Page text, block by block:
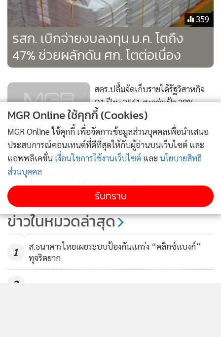
359
รสก. เบิกจ่ายงบลงทุน ม.ค. โตถึง
47% ช่วยผลักดัน ศก. โตต่อเนื่อง
84
สคร.ปลื้มจัดเก็บรายได้รัฐวิสาหกิจ
Q1 ปีงบ 2561 สูงกว่าเป้า 28%
พม.จัดงาน“สร้างรอยยิ้ม เติมความ
สุขชาวดินแดง”เน้นร่วมพัฒนา
658
สศค. ปรับคาดการณ์ GDP ปี 61 เป็น
โตพุ่ง 4.2% จาก 4% ปี 60
แสดงเพิ่มเติม
ข่าวในหมวดล่าสุด
1
ส.ธนาคารไทยเผยระบบป้องกันแกร่ง “คลิกซ์แบงก์”
ทุจริตยาก
2
MGR Online ใช้คุกกี้ (Cookies)
MGR Online ใช้คุกกี้ เพื่อจัดการข้อมูลส่วนบุคคลเพื่อนำเสนอ
ประสบการณ์คอนเทนต์ที่ดีที่สุดให้กับผู้อ่านบนเว็บไซต์ และ
แอพพลิเคชั่น เงื่อนไขการใช้งานเว็บไซต์ และ นโยบายสิทธิ
ส่วนบุคคล
รับทราบ